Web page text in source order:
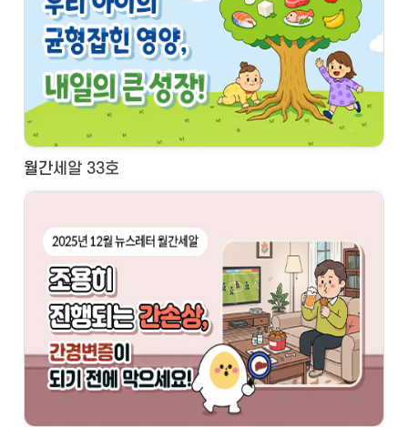
월간세알 33호